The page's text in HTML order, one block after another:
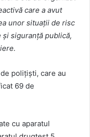
care a avut
unor situații de risc
siguranță publică,
polițiști, care au
69 de
cu aparatul